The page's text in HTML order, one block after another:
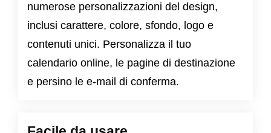
numerose personalizzazioni del design,
inclusi carattere, colore, sfondo, logo e
contenuti unici. Personalizza il tuo
calendario online, le pagine di destinazione
e persino le e-mail di conferma.